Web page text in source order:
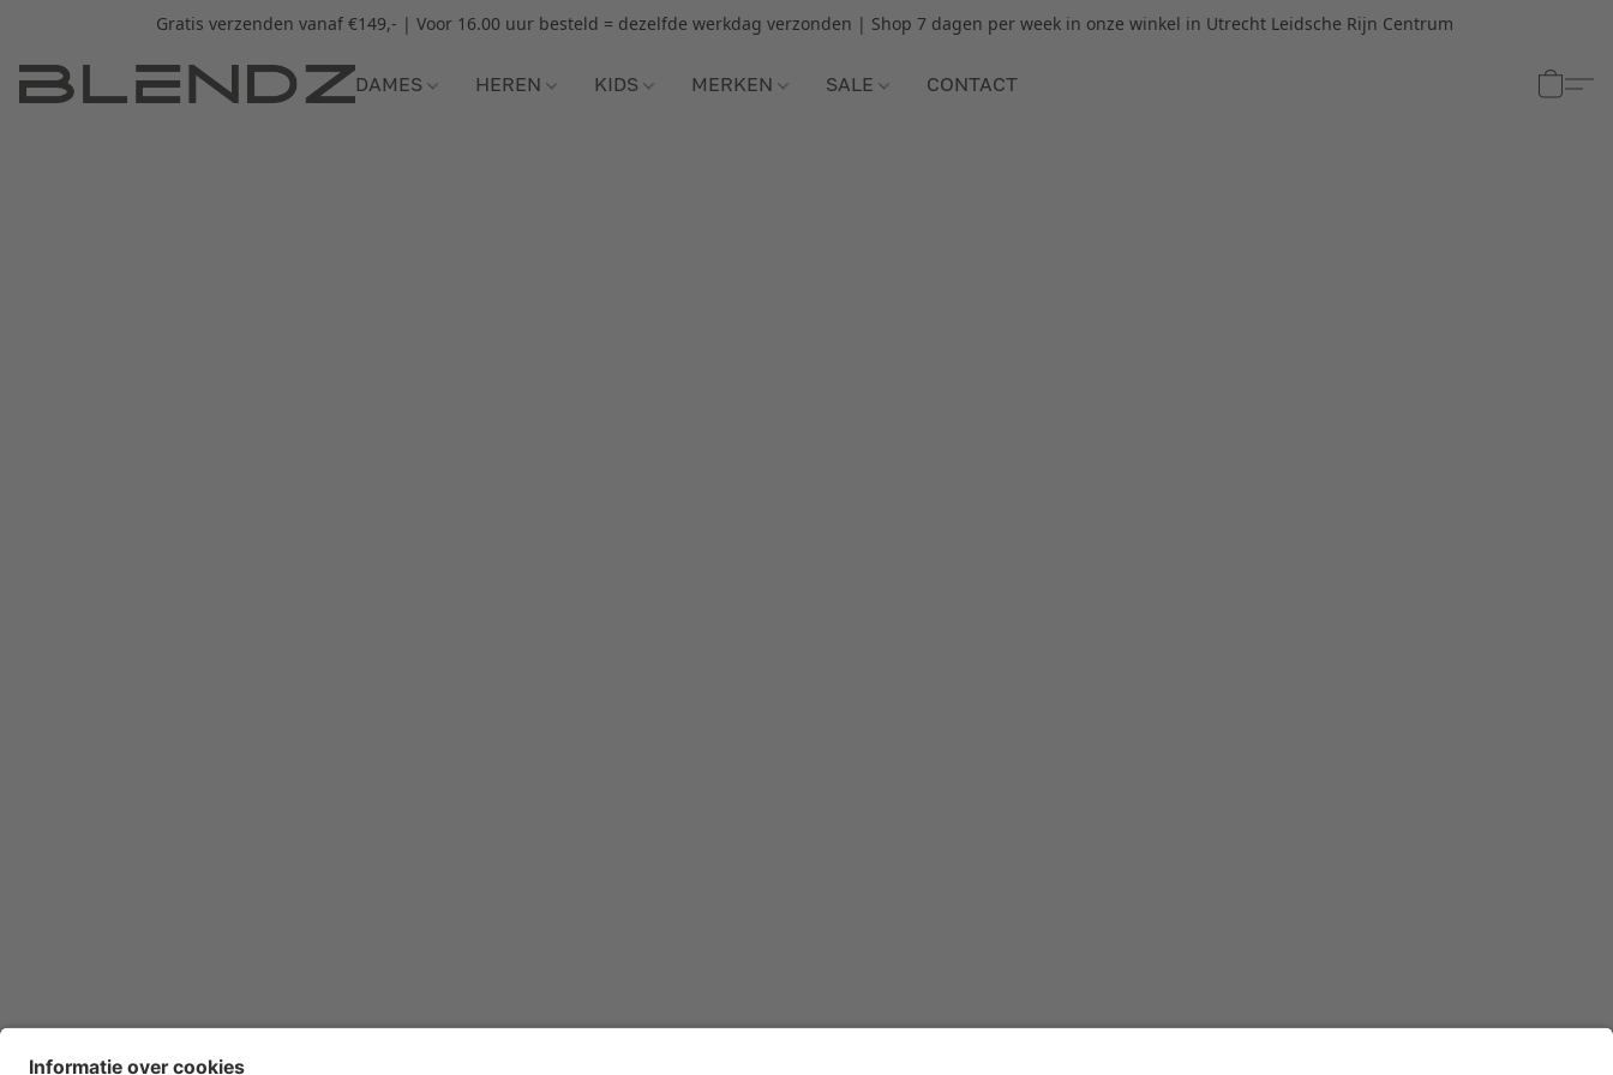
Gratis verzenden vanaf €149,- | Voor 16.00 uur besteld = dezelfde werkdag verzonden | Shop 7 dagen per week in onze winkel in Utrecht Leidsche Rijn Centrum
DAMES HEREN KIDS MERKEN SALE CONTACT